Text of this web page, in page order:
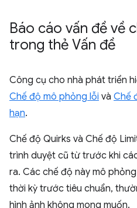
Báo cáo vấn đề về
trong thẻ Vấn đề
Công cụ cho nhà phát triển
Chế độ mô phỏng lỗi và Chế
hạn.
Chế độ Quirks và Chế độ
trình duyệt cũ từ trước khi
ra. Các chế độ này mô
thời kỳ trước tiêu chuẩn,
hình ảnh không mong muốn.